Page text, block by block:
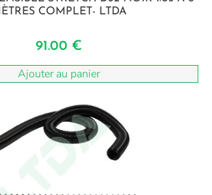
COMPLET- LTDA
91.00 €
Ajouter au panier